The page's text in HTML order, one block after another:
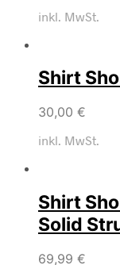
inkl. MwSt.
Shirt
30,00 €
inkl. MwSt.
Shirt
Solid
69,99 €